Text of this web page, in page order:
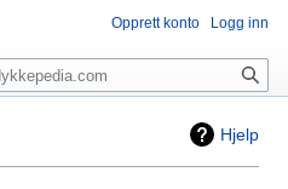
Hjelp
Opprett konto Logg inn